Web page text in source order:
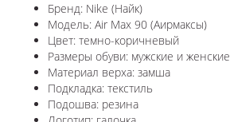
Бренд: Nike (Найк)
Модель: Air Max 90 (Аирмаксы)
Цвет: темно-коричневый
Размеры обуви: мужские и женские
Материал верха: замша
Подкладка: текстиль
Подошва: резина